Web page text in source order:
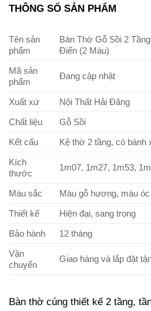
THÔNG SỐ SẢN PHẨM
Tên sản
phẩm
Bàn Thờ Gỗ Sồi 2
Điển (2 Màu)
Mã sản
phẩm
Đang cập nhật
Xuất xứ
Nội Thất Hải Đăng
Chất liệu
Gỗ Sồi
Kết cấu
Kệ thờ 2 tầng, có bánh
Kích
thước
1m07, 1m27, 1m53,
Màu sắc
Màu gỗ hương, màu
Thiết kế
Hiện đại, sang trọng
Bảo hành
12 tháng
Vận
chuyển
Giao hàng và lắp đặt
Bàn thờ cúng thiết kế 2 tầng,